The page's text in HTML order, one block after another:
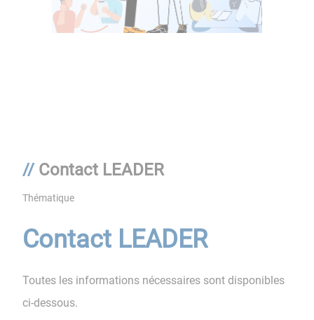
Contact LEADER
Thématique
Contact LEADER
Toutes les informations nécessaires sont disponibles
ci-dessous.